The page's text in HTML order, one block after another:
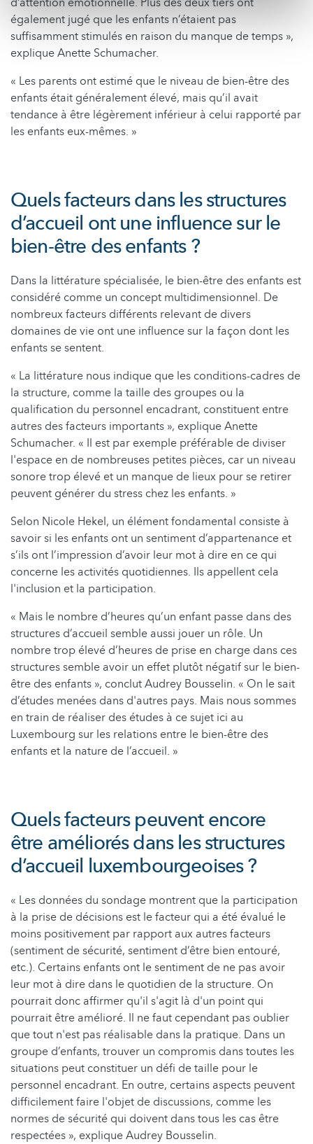
également jugé que les enfants n’étaient pas
suffisamment stimulés en raison du manque de temps »,
explique Anette Schumacher.
« Les parents ont estimé que le niveau de bien-être des
enfants était généralement élevé, mais qu’il avait
tendance à être légèrement inférieur à celui rapporté par
les enfants eux-mêmes. »
Quels facteurs dans les structures
d’accueil ont une influence sur le
bien-être des enfants ?
Dans la littérature spécialisée, le bien-être des enfants est
considéré comme un concept multidimensionnel. De
nombreux facteurs différents relevant de divers
domaines de vie ont une influence sur la façon dont les
enfants se sentent.
« La littérature nous indique que les conditions-cadres de
la structure, comme la taille des groupes ou la
qualification du personnel encadrant, constituent entre
autres des facteurs importants », explique Anette
Schumacher. « Il est par exemple préférable de diviser
l'espace en de nombreuses petites pièces, car un niveau
sonore trop élevé et un manque de lieux pour se retirer
peuvent générer du stress chez les enfants. »
Selon Nicole Hekel, un élément fondamental consiste à
savoir si les enfants ont un sentiment d’appartenance et
s’ils ont l’impression d’avoir leur mot à dire en ce qui
concerne les activités quotidiennes. Ils appellent cela
l'inclusion et la participation.
« Mais le nombre d’heures qu’un enfant passe dans des
structures d’accueil semble aussi jouer un rôle. Un
nombre trop élevé d’heures de prise en charge dans ces
structures semble avoir un effet plutôt négatif sur le bien-
être des enfants », conclut Audrey Bousselin. « On le sait
d’études menées dans d'autres pays. Mais nous sommes
en train de réaliser des études à ce sujet ici au
Luxembourg sur les relations entre le bien-être des
enfants et la nature de l’accueil. »
Quels facteurs peuvent encore
être améliorés dans les structures
d’accueil luxembourgeoises ?
« Les données du sondage montrent que la participation
à la prise de décisions est le facteur qui a été évalué le
moins positivement par rapport aux autres facteurs
(sentiment de sécurité, sentiment d’être bien entouré,
etc.). Certains enfants ont le sentiment de ne pas avoir
leur mot à dire dans le quotidien de la structure. On
pourrait donc affirmer qu'il s'agit là d'un point qui
pourrait être amélioré. Il ne faut cependant pas oublier
que tout n'est pas réalisable dans la pratique. Dans un
groupe d’enfants, trouver un compromis dans toutes les
situations peut constituer un défi de taille pour le
personnel encadrant. En outre, certains aspects peuvent
difficilement faire l'objet de discussions, comme les
normes de sécurité qui doivent dans tous les cas être
respectées », explique Audrey Bousselin.